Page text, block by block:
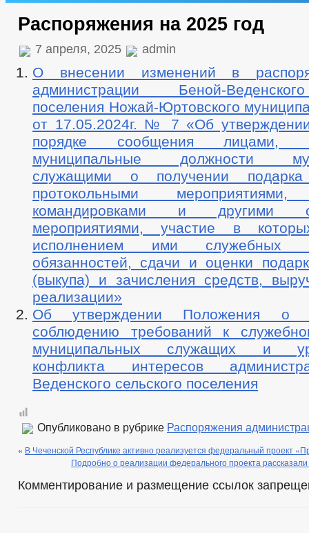
Распоряжения на 2025 год
7 апреля, 2025 admin
О внесении изменений в
администрации Беной-
поселения Ножай-Юртовского
от 17.05.2024г. № 7 «Об
порядке сообщения лицами,
муниципальные должности
служащими о получении
протокольными
командировками и другими
мероприятиями, участие в
исполнением ими служебных
обязанностей, сдачи и оценки
(выкупа) и зачисления средств,
реализации»
Об утверждении Положения о
соблюдению требований к
муниципальных служащих и
конфликта интересов
Веденского сельского поселения
Опубликовано в рубрике Распоряжения
« В Чеченской Республике активно реализуется федеральный проект
Подробно о реализации федерального проекта
Комментирование и размещение ссылок